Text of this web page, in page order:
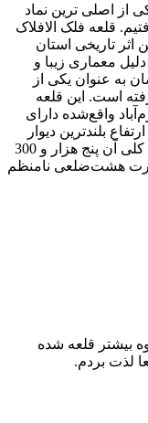
از اصلی ترین نماد
قلعه فلک الافلاک
اثر تاریخی استان
معماری زیبا و
به ‌عنوان یکی از
است. این قلعه
واقع‌شده دارای
بلندترین دیوار
این قلعه عظیم تا سطح تپه 23متر، مساحت کلی آن پنج هزار و 300
صورت هشت‌ضلعی نامنظم
بیشتر قلعه شده
لذت بردم.